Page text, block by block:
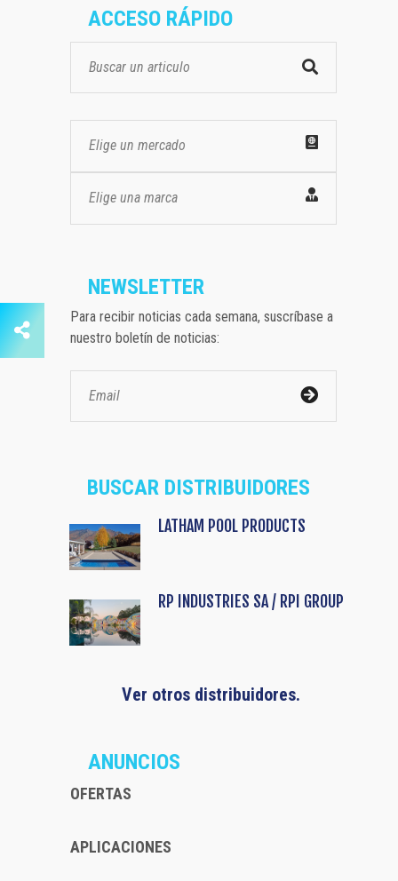
ACCESO RÁPIDO
Elige un mercado
Elige una marca
NEWSLETTER
Para recibir noticias cada semana, suscríbase a
nuestro boletín de noticias:
BUSCAR DISTRIBUIDORES
LATHAM POOL PRODUCTS
RP INDUSTRIES SA / RPI GROUP
Ver otros distribuidores.
ANUNCIOS
OFERTAS
APLICACIONES